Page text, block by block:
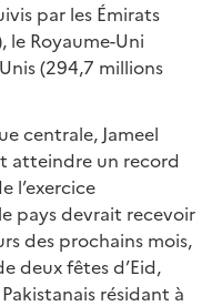
par les Émirats
le Royaume-Uni
(294,7 millions
centrale, Jameel
atteindre un record
l’exercice
pays devrait recevoir
des prochains mois,
deux fêtes d’Eid,
résidant à